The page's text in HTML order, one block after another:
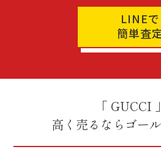
LINEで
簡単査
「 GUCCI
高く売るならゴー